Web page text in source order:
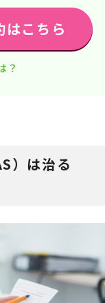
はこちら
？
）は治る